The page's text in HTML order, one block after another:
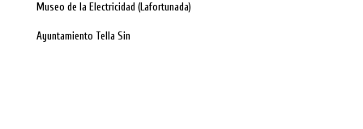
Museo de la Electricidad (Lafortunada)
Ayuntamiento Tella Sin